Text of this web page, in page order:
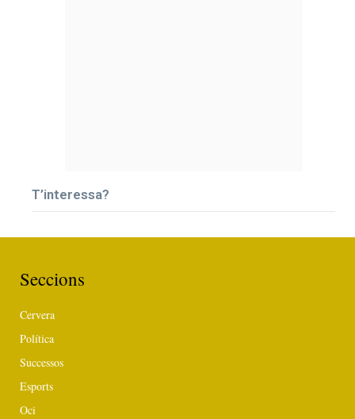
T’interessa?
Seccions
Cervera
Política
Successos
Esports
Oci